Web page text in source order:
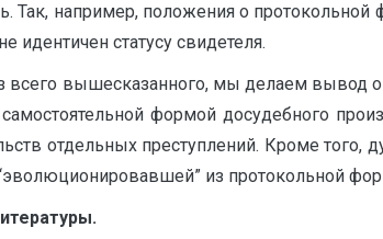
Так, например, положения о
идентичен статусу свидетеля.
всего вышесказанного, мы делаем вывод
самостоятельной формой досудебного
отдельных преступлений. Кроме
из протокольной